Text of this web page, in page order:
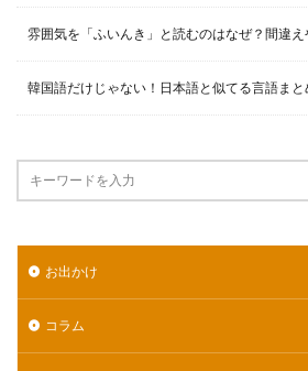
雰囲気を「ふいんき」と読むのはなぜ？間違
韓国語だけじゃない！日本語と似てる言語まと
お出かけ
コラム